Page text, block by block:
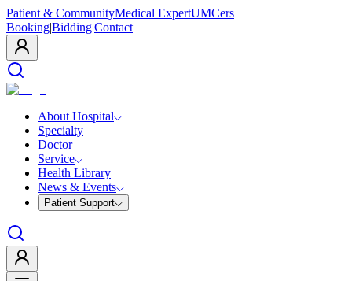
Patient & CommunityMedical ExpertUMCers
Booking|Bidding|Contact
About Hospital
Specialty
Doctor
Service
Health Library
News & Events
Patient Support